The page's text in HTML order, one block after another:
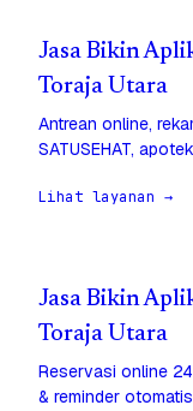
Jasa Bikin
Toraja Utara
Antrean online,
SATUSEHAT,
Lihat layanan →
Jasa Bikin
Toraja Utara
Reservasi online
& reminder